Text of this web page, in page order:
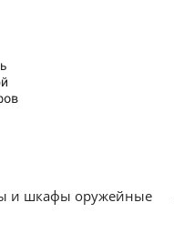
и шкафы оружейные